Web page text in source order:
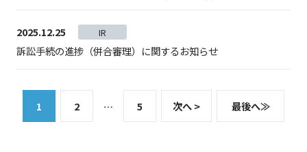
2025.12.25 IR
訴訟手続の進捗（併合審理）に関するお知らせ
1 2 … 5 次へ > 最後へ≫